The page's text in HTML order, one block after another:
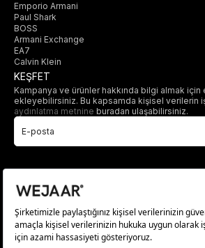
Emporio Armani
Paul Shark
BOSS
Armani Exchange
EA7
Calvin Klein
KEŞFET
Kampanya ve ürünler hakkında bilgi almak
ekleyebilirsiniz. Bu kapsamda kişisel verilerin
aydınlatma metnine buradan ulaşabilirsiniz.
© 2025 wejaar.com.tr. tüm hakları